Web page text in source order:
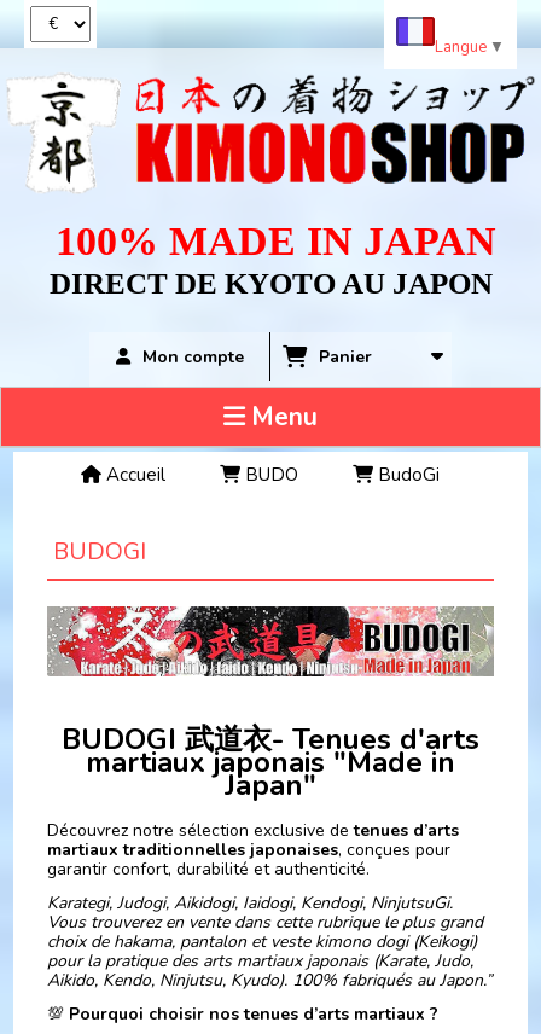
100% MADE IN JAPAN
DIRECT DE KYOTO AU JAPON
Mon compte Panier
Menu
Accueil BUDO BudoGi
BUDOGI
BUDOGI 武道衣- Tenues d'arts
martiaux japonais "Made in
Japan"
Découvrez notre sélection exclusive detenues d’arts
martiaux traditionnelles japonaises, conçues pour
garantir confort, durabilité et authenticité.
Karategi, Judogi, Aikidogi, Iaidogi, Kendogi, NinjutsuGi.
Vous trouverez en vente dans cette rubrique le plus grand
choix de hakama, pantalon et veste kimono dogi (Keikogi)
pour la pratique des arts martiaux japonais (Karate, Judo,
Aikido, Kendo, Ninjutsu, Kyudo). 100% fabriqués au Japon.”
💯 Pourquoi choisir nos tenues d’arts martiaux ?
Langue ▼
Panneau de gestion des cookies